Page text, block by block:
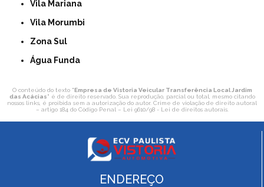
Vila Mariana
Vila Morumbi
Zona Sul
Água Funda
O conteúdo do texto "Empresa de Vistoria Veicular Transferência Local Jardim
das Acácias" é de direito reservado. Sua reprodução, parcial ou total, mesmo citando
nossos links, é proibida sem a autorização do autor. Crime de violação de direito autoral
– artigo 184 do Código Penal – Lei 9610/98 - Lei de direitos autorais.
ENDEREÇO